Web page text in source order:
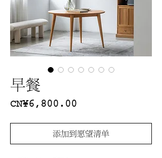
早餐
CN¥6,800.00
添加到愿望清单